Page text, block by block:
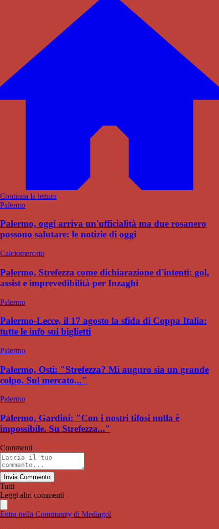
Continua la lettura
Palermo
Palermo, oggi arriva un'ufficialità ma due rosanero
possono salutare: le notizie di oggi
Calciomercato
Palermo, Strefezza come dichiarazione d'intenti: gol,
assist e imprevedibilità per Inzaghi
Palermo
Palermo-Lecce, il 17 agosto la sfida di Coppa Italia:
tutte le info sui biglietti
Palermo
Palermo, Osti: "Strefezza? Mi auguro sia un grande
colpo. Sul mercato..."
Palermo
Palermo, Gardini: "Con i nostri tifosi nulla è
impossibile. Su Strefezza..."
Commenti
Invia Commento
Tutti
Leggi altri commenti
Entra nella Community di Mediagol